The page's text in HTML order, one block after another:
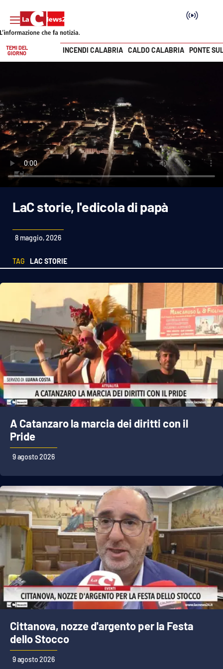
Cronaca
Politica
Attualità
Economia e lavoro
Italia Mondo
Sanità
Sport
Cultura
Podcast
Meteo
Editoriali
VIDEO
Cronaca
Economia e Lavoro
Politica
Sanità
Società
Sport
RUBRICHE
Good Morning Vietnam
Vai
TEMI DEL
GIORNO
INCENDI CALABRIA CALDO CALABRIA PONTE
LaC storie, l'edicola di papà
8 maggio, 2026
TAG LAC STORIE
A Catanzaro la marcia dei diritti con il
Pride
9 agosto 2026
Cittanova, nozze d'argento per la Festa
dello Stocco
9 agosto 2026